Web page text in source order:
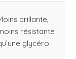
brillante,
résistante
glycéro